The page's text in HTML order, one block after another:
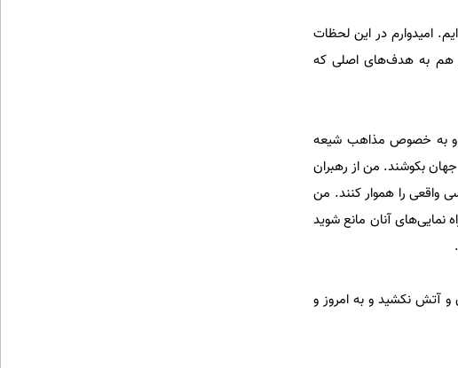
امیدوارم در این لحظات
هم به هدف‌های اصلی که
و به خصوص مذاهب شیعه
بکوشند. من از رهبران
واقعی را هموار کنند. من
نمایی‌های آنان مانع شوید
و آتش نکشید و به امروز و